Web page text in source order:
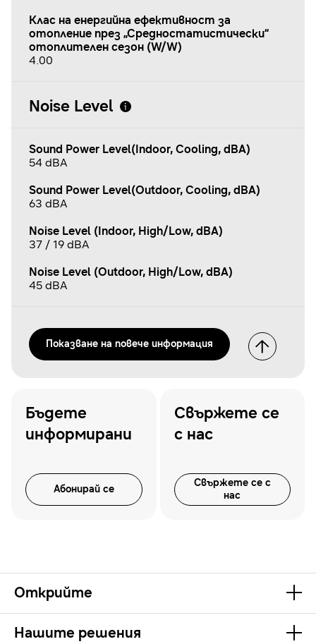
Клас на енергийна ефективност за
отопление през „Средностатистически“
отоплителен сезон (W/W)
4.00
Noise Level
Sound Power Level(Indoor, Cooling, dBA)
54 dBA
Sound Power Level(Outdoor, Cooling, dBA)
63 dBA
Noise Level (Indoor, High/Low, dBA)
37 / 19 dBA
Noise Level (Outdoor, High/Low, dBA)
45 dBA
Показванe на повече информация
Бъдете
информирани
Абонирай се
Свържете се
с нас
Свържете се с
нас
Открийте
Нашите решения